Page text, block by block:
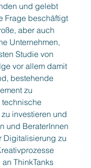
und gelebt
Frage beschäftigt
aber auch
Unternehmen,
Studie von
vor allem damit
bestehende
zu
investieren und
und BeraterInnen
Digitalisierung zu
ThinkTanks